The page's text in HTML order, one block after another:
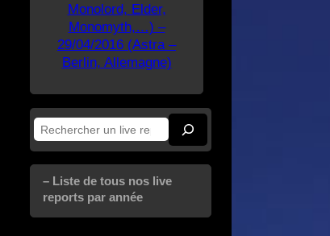
Monolord, Elder,
Monomyth,…) –
29/04/2016 (Astra –
Berlin, Allemagne)
Rechercher
– Liste de tous nos live
reports par année